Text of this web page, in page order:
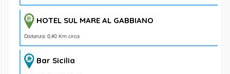
HOTEL SUL MARE AL GABBIANO
Distanza: 0,40 Km circa
Bar Sicilia